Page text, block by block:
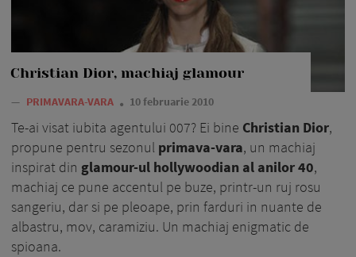
Christian Dior, machiaj glamour
— PRIMAVARA-VARA 10 februarie 2010
Te-ai visat iubita agentului 007? Ei bine Christian Dior,
propune pentru sezonul primava-vara, un machiaj
inspirat din glamour-ul hollywoodian al anilor 40,
machiaj ce pune accentul pe buze, printr-un ruj rosu
sangeriu, dar si pe pleoape, prin farduri in nuante de
albastru, mov, caramiziu. Un machiaj enigmatic de
spioana.